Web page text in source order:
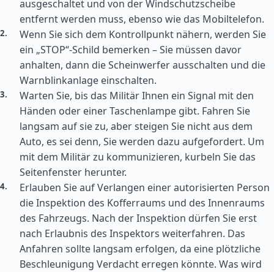
ausgeschaltet und von der Windschutzscheibe
entfernt werden muss, ebenso wie das Mobiltelefon.
Wenn Sie sich dem Kontrollpunkt nähern, werden Sie
ein „STOP“-Schild bemerken – Sie müssen davor
anhalten, dann die Scheinwerfer ausschalten und die
Warnblinkanlage einschalten.
Warten Sie, bis das Militär Ihnen ein Signal mit den
Händen oder einer Taschenlampe gibt. Fahren Sie
langsam auf sie zu, aber steigen Sie nicht aus dem
Auto, es sei denn, Sie werden dazu aufgefordert. Um
mit dem Militär zu kommunizieren, kurbeln Sie das
Seitenfenster herunter.
Erlauben Sie auf Verlangen einer autorisierten Person
die Inspektion des Kofferraums und des Innenraums
des Fahrzeugs. Nach der Inspektion dürfen Sie erst
nach Erlaubnis des Inspektors weiterfahren. Das
Anfahren sollte langsam erfolgen, da eine plötzliche
Beschleunigung Verdacht erregen könnte. Was wird